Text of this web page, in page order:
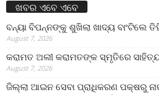
ଖବର ଏବେ ଏବେ
ବନ୍ୟା ବିପନ୍ନଙ୍କୁ ଶୁଖିଲା ଖାଦ୍ୟ ବାଂଟିଲେ
August 7, 2026
କରାମତ ଅଲୀ କରାମତଙ୍କ ସ୍ମୃତିରେ
August 7, 2026
ଜିଲ୍ଲା ଆଇନ ସେବା ପ୍ରାଧିକରଣ ପକ୍ଷରୁ